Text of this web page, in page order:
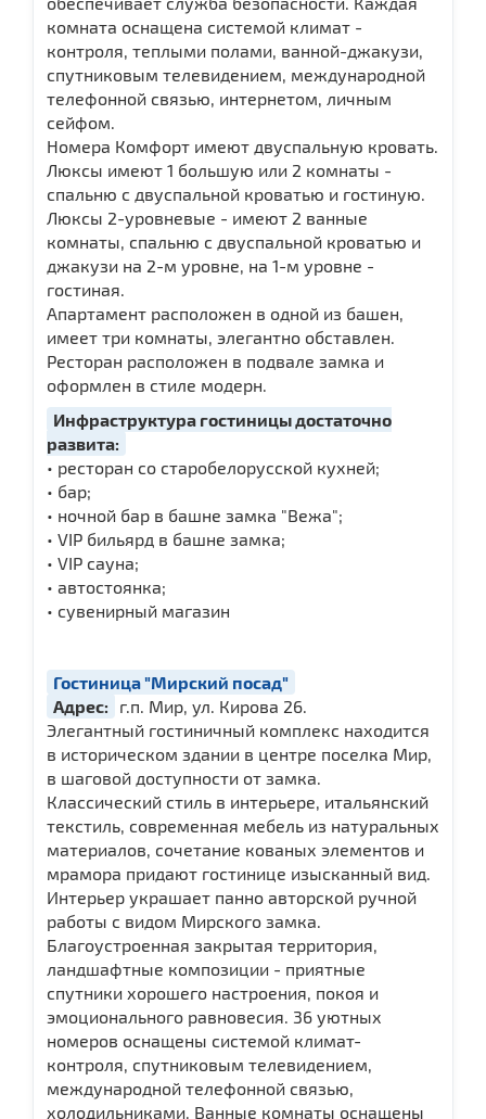
комната оснащена системой климат -
контроля, теплыми полами, ванной-джакузи,
спутниковым телевидением, международной
телефонной связью, интернетом, личным
сейфом.
Номера Комфорт имеют двуспальную кровать.
Люксы имеют 1 большую или 2 комнаты -
спальню с двуспальной кроватью и гостиную.
Люксы 2-уровневые - имеют 2 ванные
комнаты, спальню с двуспальной кроватью и
джакузи на 2-м уровне, на 1-м уровне -
гостиная.
Апартамент расположен в одной из башен,
имеет три комнаты, элегантно обставлен.
Ресторан расположен в подвале замка и
оформлен в стиле модерн.
Инфраструктура гостиницы достаточно
развита:
• ресторан со старобелорусской кухней;
• бар;
• ночной бар в башне замка "Вежа";
• VIP бильярд в башне замка;
• VIP сауна;
• автостоянка;
• сувенирный магазин
Гостиница "Мирский посад"
Адрес:
г.п. Мир, ул. Кирова 26.
Элегантный гостиничный комплекс находится
в историческом здании в центре поселка Мир,
в шаговой доступности от замка.
Классический стиль в интерьере, итальянский
текстиль, современная мебель из натуральных
материалов, сочетание кованых элементов и
мрамора придают гостинице изысканный вид.
Интерьер украшает панно авторской ручной
работы с видом Мирского замка.
Благоустроенная закрытая территория,
ландшафтные композиции - приятные
спутники хорошего настроения, покоя и
эмоционального равновесия. 36 уютных
номеров оснащены системой климат-
контроля, спутниковым телевидением,
международной телефонной связью,
холодильниками. Ванные комнаты оснащены